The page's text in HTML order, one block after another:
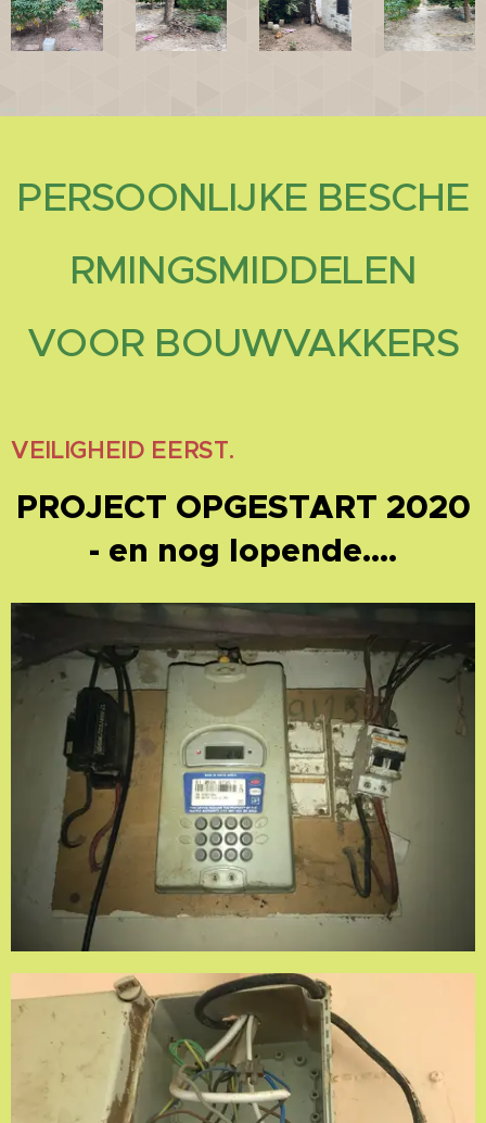
PERSOONLIJKE BESCHE
RMINGSMIDDELEN
VOOR BOUWVAKKERS
VEILIGHEID EERST.
PROJECT OPGESTART 2020
- en nog lopende....